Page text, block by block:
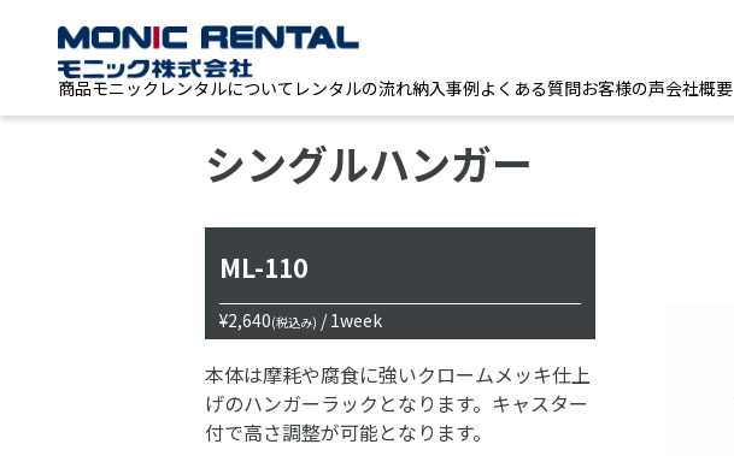
商品モニックレンタルについて レンタルの流れ納入事例よくある質問お客様の声会社概要
シングルハンガー
ML-110
¥2,640(税込み) / 1week
本体は摩耗や腐食に強いクロームメッキ仕上
げのハンガーラックとなります。キャスター
付で高さ調整が可能となります。